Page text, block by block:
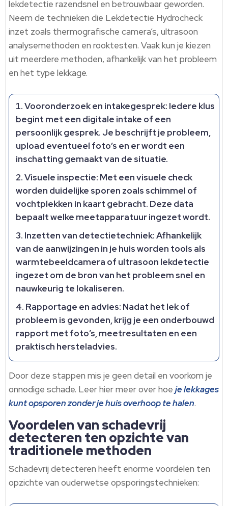
lekdetectie razendsnel en betrouwbaar geworden.
Neem de technieken die Lekdetectie Hydrocheck
inzet zoals thermografische camera’s, ultrasoon
analysemethoden en rooktesten. Vaak kun je kiezen
uit meerdere methoden, afhankelijk van het probleem
en het type lekkage.
Vooronderzoek en intakegesprek: Iedere klus
begint met een digitale intake of een
persoonlijk gesprek. Je beschrijft je probleem,
upload eventueel foto’s en er wordt een
inschatting gemaakt van de situatie.
Visuele inspectie: Met een visuele check
worden duidelijke sporen zoals schimmel of
vochtplekken in kaart gebracht. Deze data
bepaalt welke meetapparatuur ingezet wordt.
Inzetten van detectietechniek: Afhankelijk
van de aanwijzingen in je huis worden tools als
warmtebeeldcamera of ultrasoon lekdetectie
ingezet om de bron van het probleem snel en
nauwkeurig te lokaliseren.
Rapportage en advies: Nadat het lek of
probleem is gevonden, krijg je een onderbouwd
rapport met foto’s, meetresultaten en een
praktisch hersteladvies.
Door deze stappen mis je geen detail en voorkom je
onnodige schade. Leer hier meer over hoeje lekkages
kunt opsporen zonder je huis overhoop te halen.
Voordelen van schadevrij
detecteren ten opzichte van
traditionele methoden
Schadevrij detecteren heeft enorme voordelen ten
opzichte van ouderwetse opsporingstechnieken: